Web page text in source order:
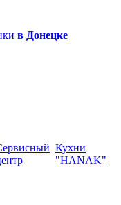
в Донецке
Кухни
"HANAK"